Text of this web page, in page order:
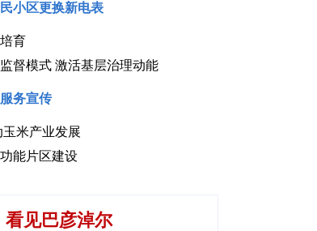
扎根田野助农增收
小区更换新电表
育
督模式 激活基层治理动能
务宣传
米产业发展
能片区建设
看见巴彦淖尔